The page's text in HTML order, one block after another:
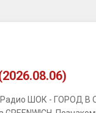
Радио ШОК - ГОРОД